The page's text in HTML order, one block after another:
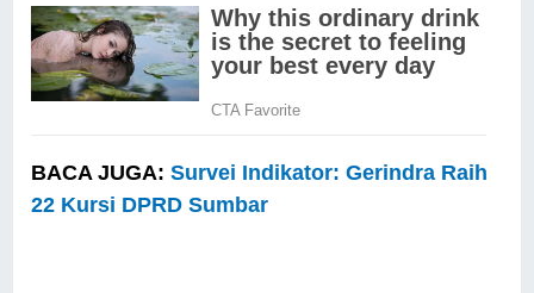
BACA JUGA: Survei Indikator: Gerindra Raih
22 Kursi DPRD Sumbar